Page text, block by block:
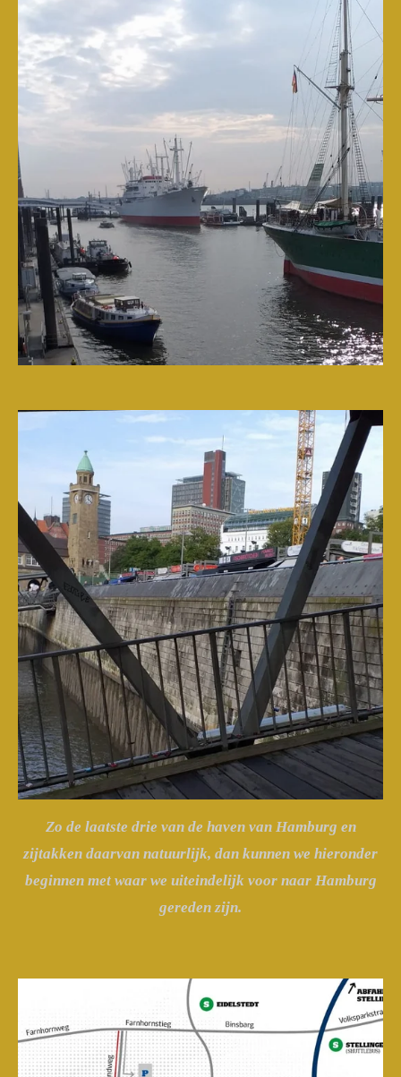
Zo de laatste drie van de haven van Hamburg en
zijtakken daarvan natuurlijk, dan kunnen we hieronder
beginnen met waar we uiteindelijk voor naar Hamburg
gereden zijn.